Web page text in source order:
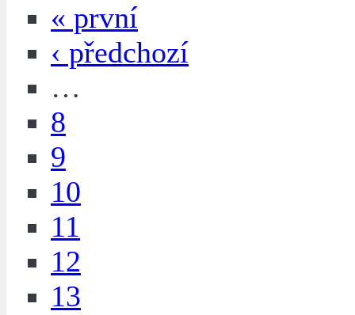
« první
‹ předchozí
…
8
9
10
11
12
13